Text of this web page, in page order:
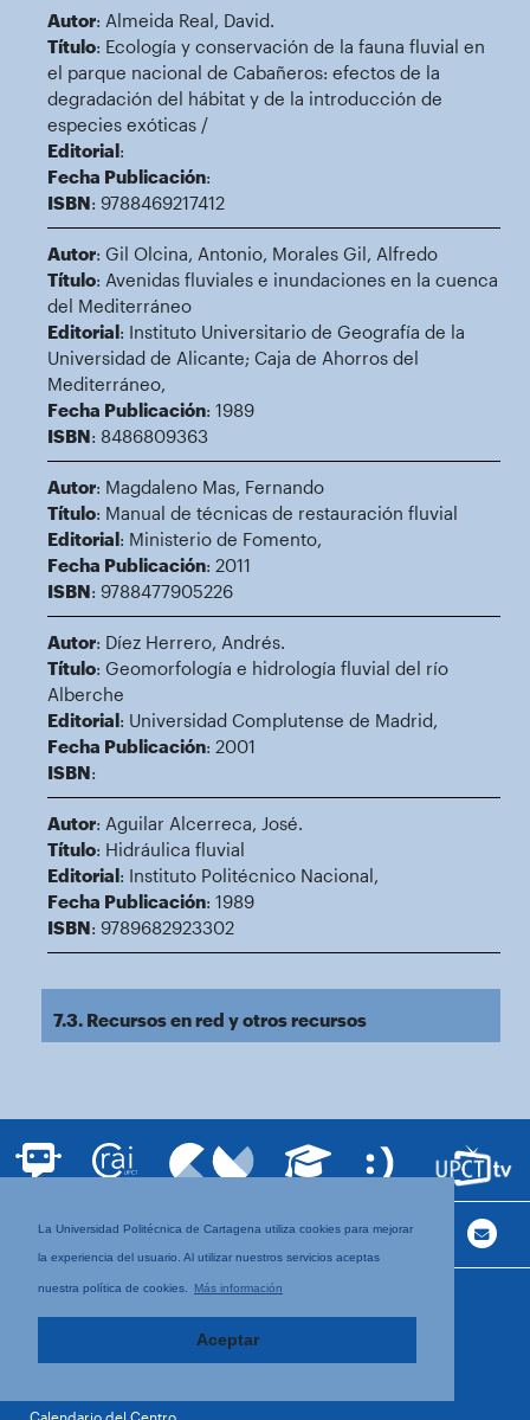
La Universidad Politécnica de Cartagena utiliza cookies para mejorar
la experiencia del usuario. Al utilizar nuestros servicios aceptas
nuestra política de cookies. Más información
Aceptar
Autor: Almeida Real, David.
Título: Ecología y conservación de la fauna fluvial en
el parque nacional de Cabañeros: efectos de la
degradación del hábitat y de la introducción de
especies exóticas /
Editorial:
Fecha Publicación:
ISBN: 9788469217412
Autor: Gil Olcina, Antonio, Morales Gil, Alfredo
Título: Avenidas fluviales e inundaciones en la cuenca
del Mediterráneo
Editorial: Instituto Universitario de Geografía de la
Universidad de Alicante; Caja de Ahorros del
Mediterráneo,
Fecha Publicación: 1989
ISBN: 8486809363
Autor: Magdaleno Mas, Fernando
Título: Manual de técnicas de restauración fluvial
Editorial: Ministerio de Fomento,
Fecha Publicación: 2011
ISBN: 9788477905226
Autor: Díez Herrero, Andrés.
Título: Geomorfología e hidrología fluvial del río
Alberche
Editorial: Universidad Complutense de Madrid,
Fecha Publicación: 2001
ISBN:
Autor: Aguilar Alcerreca, José.
Título: Hidráulica fluvial
Editorial: Instituto Politécnico Nacional,
Fecha Publicación: 1989
ISBN: 9789682923302
7.3. Recursos en red y otros recursos
EL CENTRO
Equipo de Dirección
Secretaría Académica
Calendario del Centro